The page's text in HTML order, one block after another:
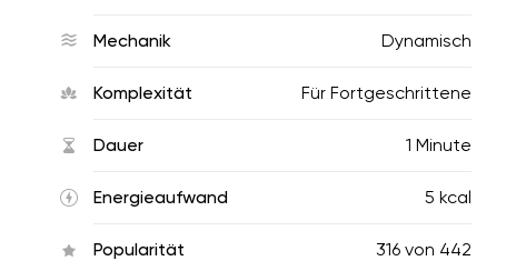
Mechanik Dynamisch
Komplexität Für Fortgeschrittene
Dauer 1 Minute
Energieaufwand 5 kcal
Popularität 316 von 442